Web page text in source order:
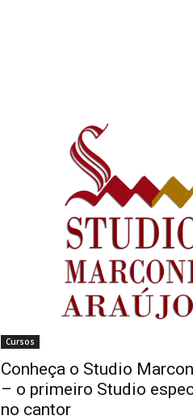
Cursos
Conheça o Studio
– o primeiro Studio
no cantor